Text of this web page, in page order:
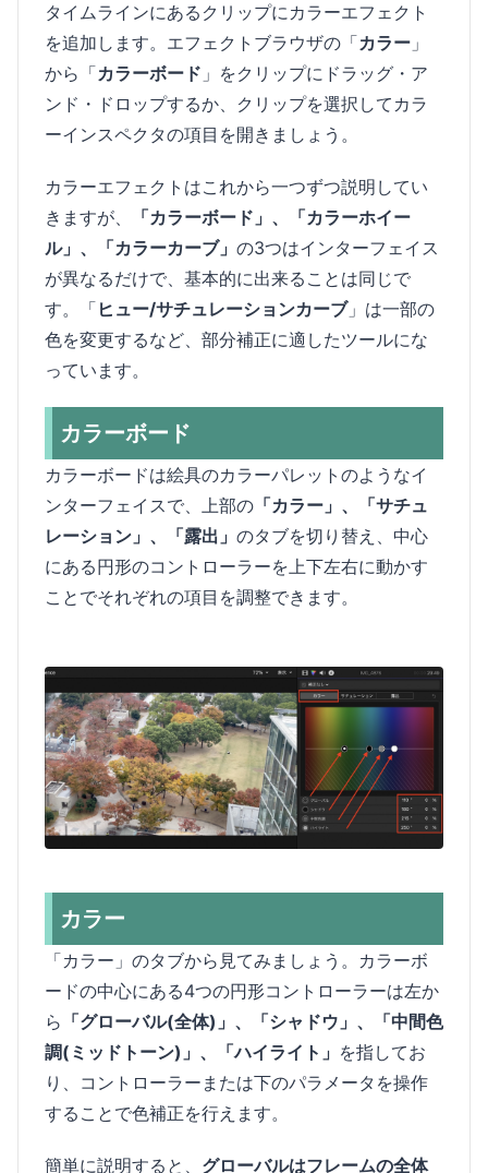
タイムラインにあるクリップにカラーエフェクト
を追加します。エフェクトブラウザの「カラー 」
から「カラーボード 」をクリップにドラッグ・ア
ンド・ドロップするか、クリップを選択してカラ
ーインスペクタの項目を開きましょう。
カラーエフェクトはこれから一つずつ説明してい
きますが、
「カラーボード」、「カラーホイー
ル」、「カラーカーブ」 の3つはインターフェイス
が異なるだけで、基本的に出来ることは同じで
す。「 ヒュー/サチュレーションカーブ」は一部の
色を変更するなど、部分補正に適したツールにな
っています。
カラーボード
カラーボードは絵具のカラーパレットのようなイ
ンターフェイスで、上部の 「カラー」、「サチュ
レーション」、「露出」 のタブを切り替え、中心
にある円形のコントローラーを上下左右に動かす
ことでそれぞれの項目を調整できます。
カラー
「カラー」のタブから見てみましょう。カラーボ
ードの中心にある4つの円形コントローラーは左か
ら 「グローバル(全体)」、「シャドウ」、「中間色
調(ミッドトーン)」、「ハイライト」 を指してお
り、コントローラーまたは下のパラメータを操作
することで色補正を行えます。
簡単に説明すると、 グローバルはフレームの全体